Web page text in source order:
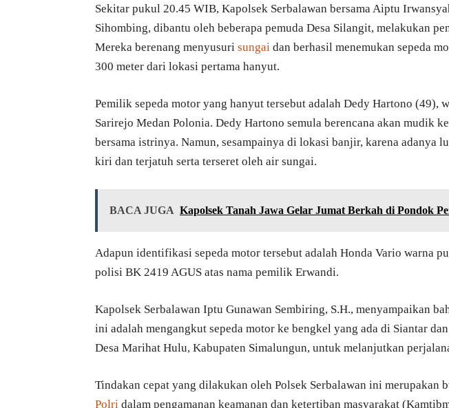
Sekitar pukul 20.45 WIB, Kapolsek Serbalawan bersama Aiptu
Sihombing, dibantu oleh beberapa pemuda Desa Silangit, melakukan
Mereka berenang menyusuri sungai dan berhasil menemukan sepeda
300 meter dari lokasi pertama hanyut.
Pemilik sepeda motor yang hanyut tersebut adalah Dedy Hartono (49),
Sarirejo Medan Polonia. Dedy Hartono semula berencana akan mudik
bersama istrinya. Namun, sesampainya di lokasi banjir, karena adanya
kiri dan terjatuh serta terseret oleh air sungai.
BACA JUGA Kapolsek Tanah Jawa Gelar Jumat Berkah di Pondok
Adapun identifikasi sepeda motor tersebut adalah Honda Vario warna
polisi BK 2419 AGUS atas nama pemilik Erwandi.
Kapolsek Serbalawan Iptu Gunawan Sembiring, S.H., menyampaikan
ini adalah mengangkut sepeda motor ke bengkel yang ada di Siantar
Desa Marihat Hulu, Kabupaten Simalungun, untuk melanjutkan
Tindakan cepat yang dilakukan oleh Polsek Serbalawan ini merupakan
Polri dalam pengamanan keamanan dan ketertiban masyarakat